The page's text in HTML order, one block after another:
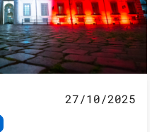
27/10/2025